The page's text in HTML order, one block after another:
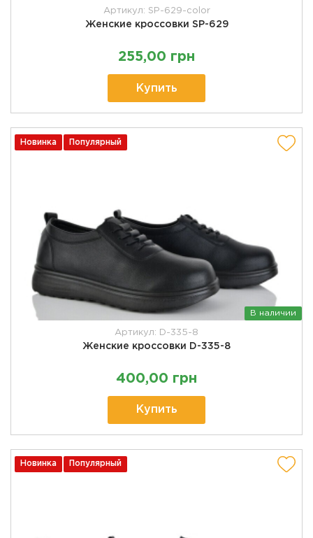
Артикул: SP-629-color
Женские кроссовки SP-629
255,00 грн
Купить
Новинка Популярный
В наличии
Артикул: D-335-8
Женские кроссовки D-335-8
400,00 грн
Купить
Новинка Популярный